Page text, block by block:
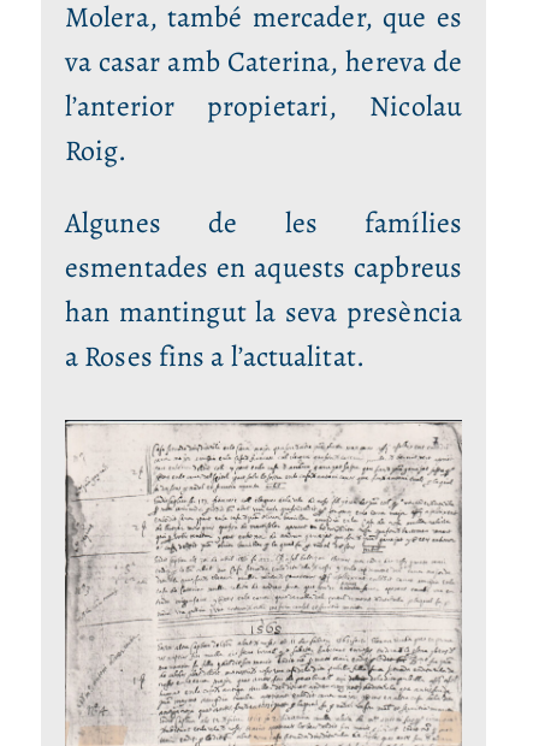
Molera, també mercader, que es
va casar amb Caterina, hereva de
l’anterior propietari, Nicolau
Roig.
Algunes de les famílies
esmentades en aquests capbreus
han mantingut la seva presència
a Roses fins a l’actualitat.